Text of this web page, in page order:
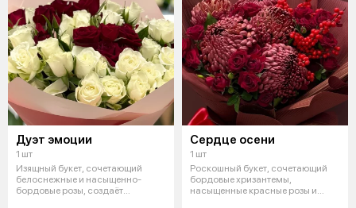
Дуэт эмоции
1 шт
Изящный букет, сочетающий
белоснежные и насыщенно-
бордовые розы, создаёт
Сердце осени
1 шт
Роскошный букет, сочетающий
бордовые хризантемы,
насыщенные красные розы и